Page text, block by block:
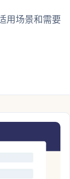
用场景和需要